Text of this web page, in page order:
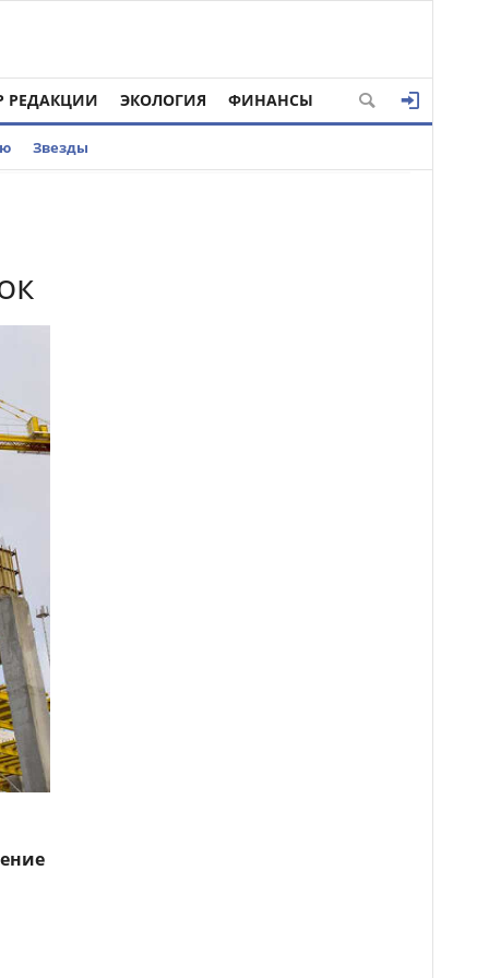
РЕДАКЦИИ ЭКОЛОГИЯ ФИНАНСЫ
Звезды